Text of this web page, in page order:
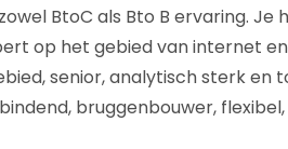
BtoC als Bto B ervaring.
op het gebied van internet
senior, analytisch sterk en
bruggenbouwer,